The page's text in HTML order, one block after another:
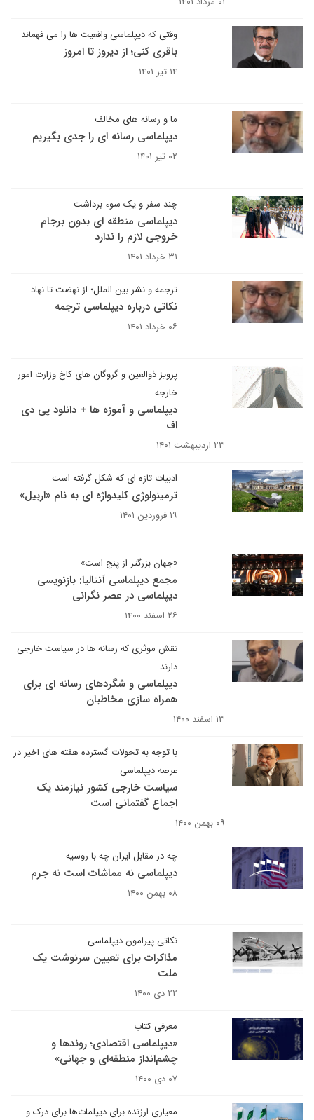
وقتی که دیپلماسی واقعیت ها را می فهماند
باقری کنی؛ از دیروز تا امروز
۱۴ تیر ۱۴۰۱
ما و رسانه های مخالف
دیپلماسی رسانه ای را جدی بگیریم
۰۲ تیر ۱۴۰۱
چند سفر و یک سوء برداشت
دیپلماسی منطقه ای بدون برجام
خروجی لازم را ندارد
۳۱ خرداد ۱۴۰۱
ترجمه و نشر بین الملل؛ از نهضت تا نهاد
نکاتی درباره دیپلماسی ترجمه
۰۶ خرداد ۱۴۰۱
پرویز ذوالعین و گروگان های کاخ وزارت امور
خارجه
دیپلماسی و آموزه ها + دانلود پی دی
اف
۲۳ اردیبهشت ۱۴۰۱
ادبیات تازه ای که شکل گرفته است
ترمینولوژی کلیدواژه ای به نام «اربیل»
۱۹ فروردین ۱۴۰۱
«جهان بزرگتر از پنج است»
مجمع دیپلماسی آنتالیا: بازنویسی
دیپلماسی در عصر نگرانی
۲۶ اسفند ۱۴۰۰
نقش موثری که رسانه ها در سیاست خارجی
دارند
دیپلماسی و شگردهای رسانه ای برای
همراه سازی مخاطبان
۱۳ اسفند ۱۴۰۰
با توجه به تحولات گسترده هفته های اخیر در
عرصه دیپلماسی
سیاست خارجی کشور نیازمند یک
اجماع گفتمانی است
۰۹ بهمن ۱۴۰۰
چه در مقابل ایران چه با روسیه
دیپلماسی نه مماشات است نه جرم
۰۸ بهمن ۱۴۰۰
نکاتی پیرامون دیپلماسی
مذاکرات برای تعیین سرنوشت یک
ملت
۲۲ دی ۱۴۰۰
معرفی کتاب
«دیپلماسی اقتصادی؛ روندها و
چشم‌انداز منطقه‌ای و جهانی»
۰۷ دی ۱۴۰۰
معیاری ارزنده برای دیپلمات‌ها برای درک و